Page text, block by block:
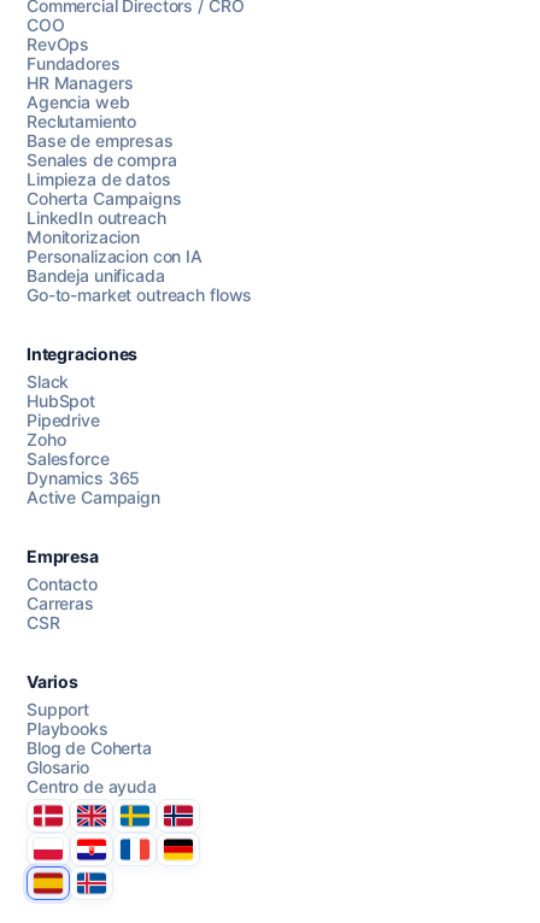
Chatea con nosotros
Commercial Directors / CRO
COO
RevOps
Fundadores
HR Managers
Agencia web
Reclutamiento
Base de empresas
Senales de compra
Limpieza de datos
Coherta Campaigns
LinkedIn outreach
Monitorizacion
Personalizacion con IA
Bandeja unificada
Go-to-market outreach flows
Integraciones
Slack
HubSpot
Pipedrive
Zoho
Salesforce
Dynamics 365
Active Campaign
Empresa
Contacto
Carreras
CSR
Varios
Support
Playbooks
Blog de Coherta
Glosario
Centro de ayuda
DanmarkUnited Kingdom
SverigeNorge
PolskaHrvatskaFranceDeutschland
EspanaÍsland